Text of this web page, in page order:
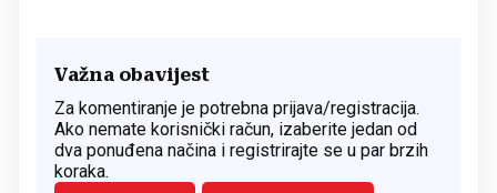
Važna obavijest
Za komentiranje je potrebna prijava/registracija.
Ako nemate korisnički račun, izaberite jedan od
dva ponuđena načina i registrirajte se u par brzih
koraka.